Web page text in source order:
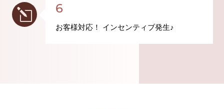
l 6
お客様対応！ インセンティブ発生♪